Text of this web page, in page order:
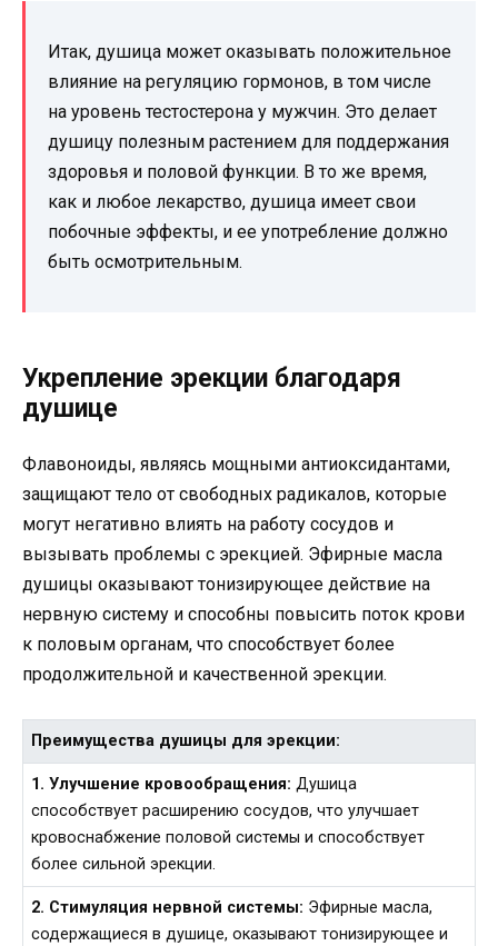
Итак, душица может оказывать положительное
влияние на регуляцию гормонов, в том числе
на уровень тестостерона у мужчин. Это делает
душицу полезным растением для поддержания
здоровья и половой функции. В то же время,
как и любое лекарство, душица имеет свои
побочные эффекты, и ее употребление должно
быть осмотрительным.
Укрепление эрекции благодаря
душице
Флавоноиды, являясь мощными антиоксидантами,
защищают тело от свободных радикалов, которые
могут негативно влиять на работу сосудов и
вызывать проблемы с эрекцией. Эфирные масла
душицы оказывают тонизирующее действие на
нервную систему и способны повысить поток крови
к половым органам, что способствует более
продолжительной и качественной эрекции.
Преимущества душицы для эрекции:
1. Улучшение кровообращения: Душица
способствует расширению сосудов, что улучшает
кровоснабжение половой системы и способствует
более сильной эрекции.
2. Стимуляция нервной системы: Эфирные масла,
содержащиеся в душице, оказывают тонизирующее и